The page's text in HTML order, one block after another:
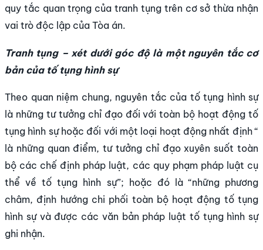
quy tắc quan trọng của tranh tụng trên cơ sở thừa nhận
vai trò độc lập của Tòa án.
Tranh tụng – xét dưới góc độ là một nguyên tắc cơ
bản của tố tụng hình sự
Theo quan niệm chung, nguyên tắc của tố tụng hình sự
là những tư tưởng chỉ đạo đối với toàn bộ hoạt động tố
tụng hình sự hoặc đối với một loại hoạt động nhất định “
là những quan điểm, tư tưởng chỉ đạo xuyên suốt toàn
bộ các chế định pháp luật, các quy phạm pháp luật cụ
thể về tố tụng hình sự”; hoặc đó là “những phương
châm, định hướng chi phối toàn bộ hoạt động tố tụng
hình sự và được các văn bản pháp luật tố tụng hình sự
ghi nhận.